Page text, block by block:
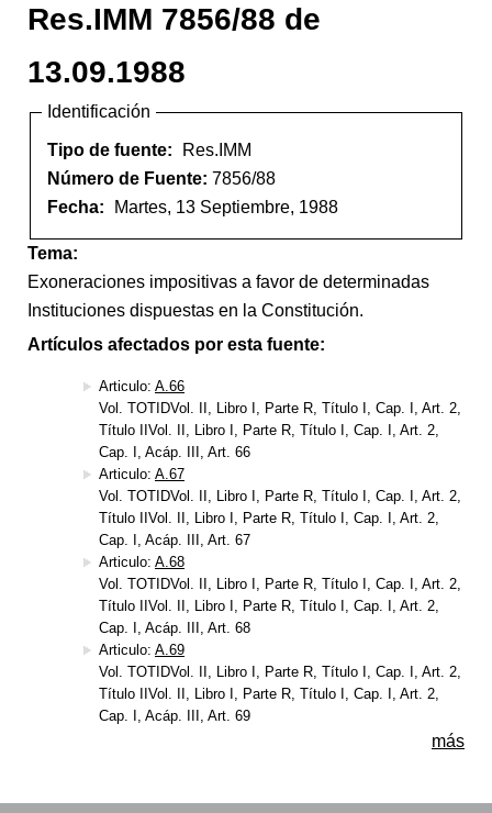
Res.IMM 7856/88 de
13.09.1988
Identificación
Tipo de fuente:
Res.IMM
Número de Fuente: 7856/88
Fecha:
Martes, 13 Septiembre, 1988
Tema:
Exoneraciones impositivas a favor de determinadas
Instituciones dispuestas en la Constitución.
Artículos afectados por esta fuente:
Articulo: A.66
Vol. TOTIDVol. II, Libro I, Parte R, Título I, Cap. I, Art. 2,
Título IIVol. II, Libro I, Parte R, Título I, Cap. I, Art. 2,
Cap. I, Acáp. III, Art. 66
Articulo: A.67
Vol. TOTIDVol. II, Libro I, Parte R, Título I, Cap. I, Art. 2,
Título IIVol. II, Libro I, Parte R, Título I, Cap. I, Art. 2,
Cap. I, Acáp. III, Art. 67
Articulo: A.68
Vol. TOTIDVol. II, Libro I, Parte R, Título I, Cap. I, Art. 2,
Título IIVol. II, Libro I, Parte R, Título I, Cap. I, Art. 2,
Cap. I, Acáp. III, Art. 68
Articulo: A.69
Vol. TOTIDVol. II, Libro I, Parte R, Título I, Cap. I, Art. 2,
Título IIVol. II, Libro I, Parte R, Título I, Cap. I, Art. 2,
Cap. I, Acáp. III, Art. 69
más